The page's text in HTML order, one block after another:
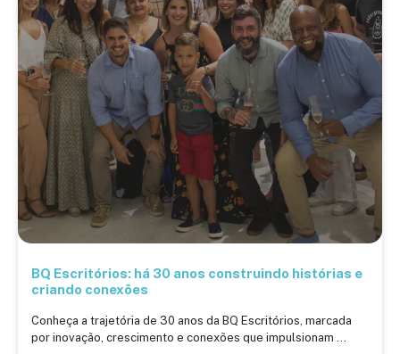
BQ Escritórios: há 30 anos construindo histórias e
criando conexões
Conheça a trajetória de 30 anos da BQ Escritórios, marcada
por inovação, crescimento e conexões que impulsionam ...